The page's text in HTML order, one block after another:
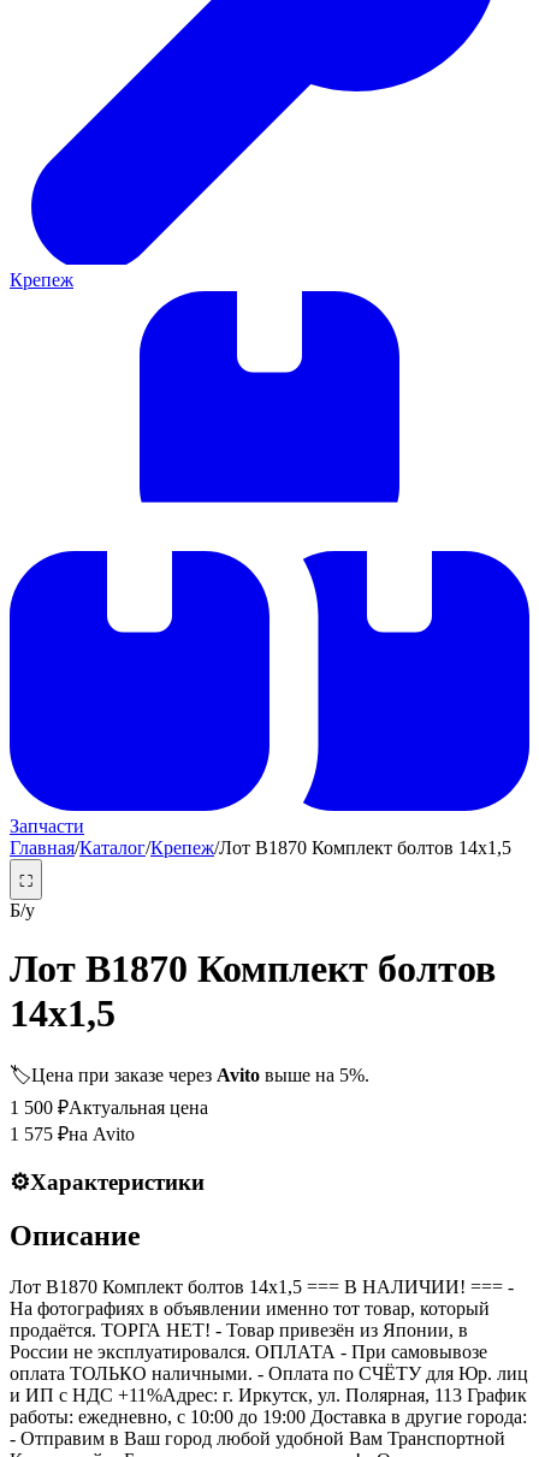
Крепеж
Запчасти
Главная/Каталог/Крепеж/Лот B1870 Комплект болтов 14х1,5
⛶
Б/у
Лот B1870 Комплект болтов
14х1,5
🏷️Цена при заказе через Avito выше на 5%.
1 500 ₽Актуальная цена
1 575 ₽на Avito
⚙️Характеристики
Описание
Лот B1870 Комплект болтов 14х1,5 === B НАЛИЧИИ! === -
На фотографиях в объявлении именно тот товар, который
продаётся. ТОРГА НЕТ! - Товар привезён из Японии, в
России не эксплуатировался. ОПЛАТА - При самовывозе
оплата ТОЛЬКО наличными. - Оплата по СЧЁТУ для Юр. лиц
и ИП с НДС +11%Адрес: г. Иркутск, ул. Полярная, 113 График
работы: ежедневно, с 10:00 до 19:00 Доставка в другие города:
- Отправим в Ваш город любой удобной Вам Транспортной